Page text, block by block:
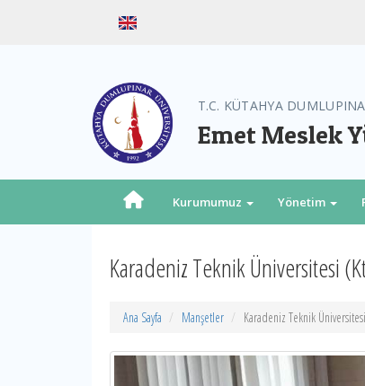
T.C. KÜTAHYA
Emet Meslek
Kurumumuz Yönetim
Karadeniz Teknik Üniversitesi
Ana Sayfa Manşetler Karadeniz Teknik